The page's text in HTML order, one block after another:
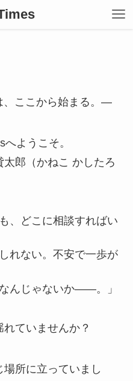
、ここから始まる。―
ようこそ。
郎（かねこ かしたろ
、どこに相談すればい
れない。不安で一歩が
んじゃないか――。」
ていませんか？
所に立っていまし